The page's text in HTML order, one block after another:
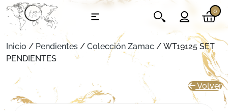
0
Inicio / Pendientes / Colección Zamac / WT19125 SET
PENDIENTES
Volver